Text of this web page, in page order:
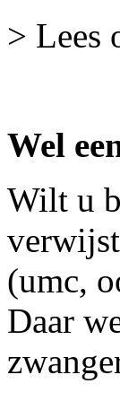
> Lees
Wel
Wilt u
(umc,
Daar